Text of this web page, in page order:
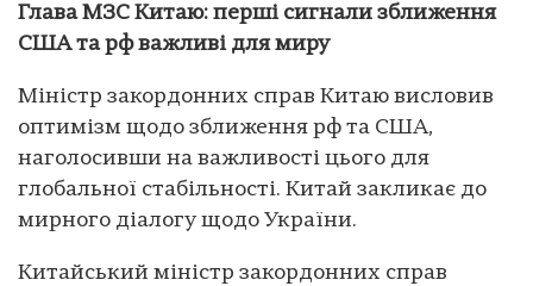
Глава МЗС Китаю: перші сигнали зближення
США та рф важливі для миру
Міністр закордонних справ Китаю висловив
оптимізм щодо зближення рф та США,
наголосивши на важливості цього для
глобальної стабільності. Китай закликає до
мирного діалогу щодо України.
Китайський міністр закордонних справ